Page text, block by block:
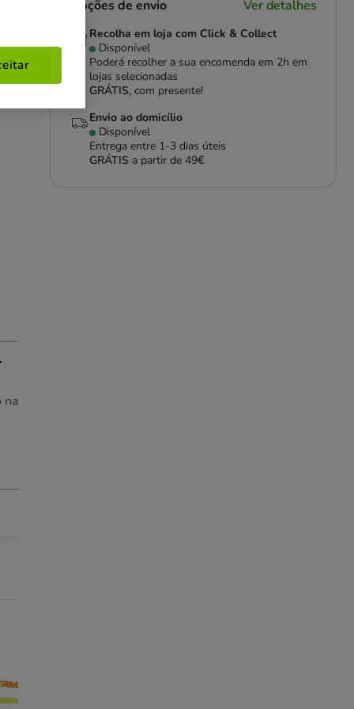
Opções de envio Ver detalhes
Recolha em loja com Click & Collect
Disponível
Poderá recolher a sua encomenda em 2h em
lojas selecionadas
GRÁTIS,com presente!
Envio ao domicílio
Disponível
Entrega entre 1-3 dias úteis
GRÁTIS a partir de 49€
na